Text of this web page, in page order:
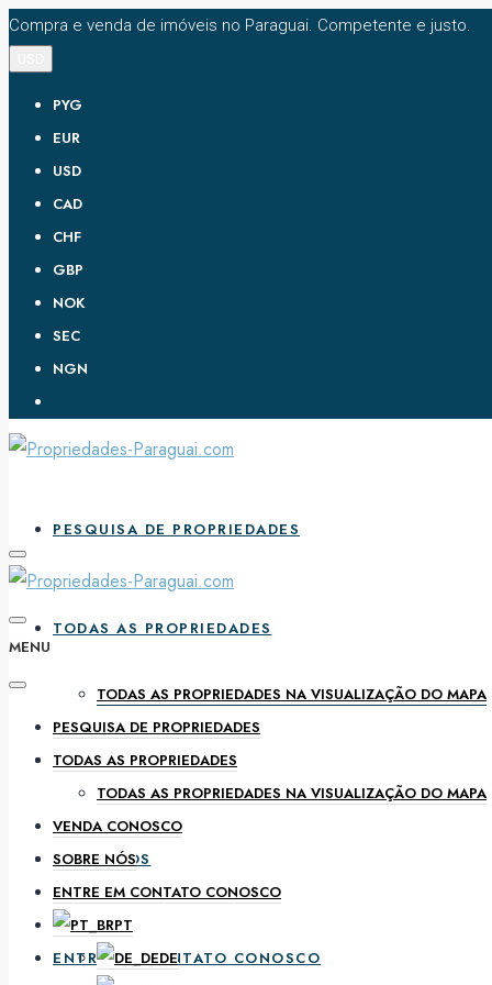
Compra e venda de imóveis no Paraguai. Competente e justo.
PYG
EUR
USD
CAD
CHF
GBP
NOK
SEC
NGN
PESQUISA DE PROPRIEDADES
TODAS AS PROPRIEDADES
TODAS AS PROPRIEDADES NA VISUALIZAÇÃO DO MAPA
VENDA CONOSCO
SOBRE NÓS
ENTRE EM CONTATO CONOSCO
MENU
PESQUISA DE PROPRIEDADES
TODAS AS PROPRIEDADES
TODAS AS PROPRIEDADES NA VISUALIZAÇÃO DO MAPA
VENDA CONOSCO
SOBRE NÓS
ENTRE EM CONTATO CONOSCO
PT
DE